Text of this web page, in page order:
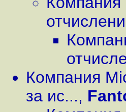
Компания
за ис...,